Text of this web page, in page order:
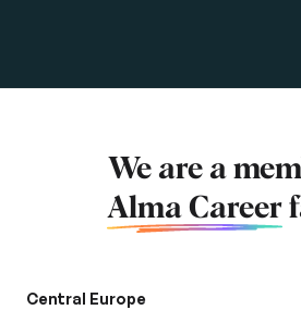
We are a
Alma Career
Central Europe